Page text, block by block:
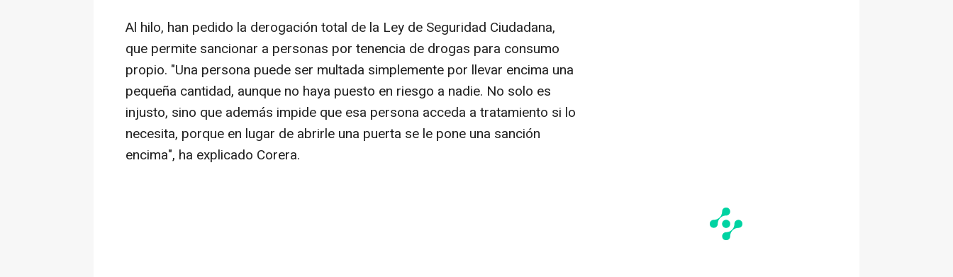
Al hilo, han pedido la derogación total de la Ley de Seguridad Ciudadana,
que permite sancionar a personas por tenencia de drogas para consumo
propio. "Una persona puede ser multada simplemente por llevar encima una
pequeña cantidad, aunque no haya puesto en riesgo a nadie. No solo es
injusto, sino que además impide que esa persona acceda a tratamiento si lo
necesita, porque en lugar de abrirle una puerta se le pone una sanción
encima", ha explicado Corera.